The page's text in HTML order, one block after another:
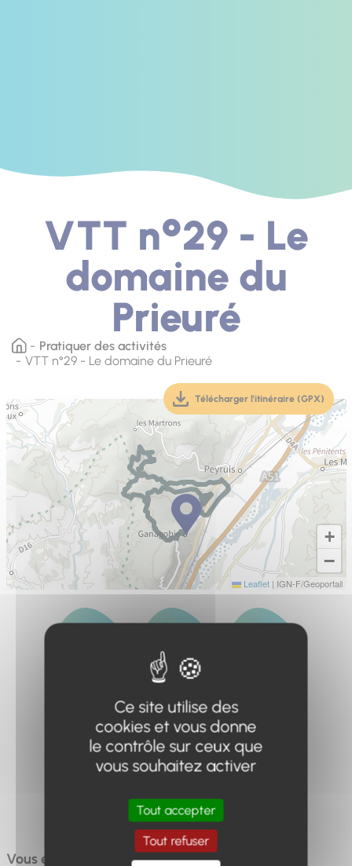
VTT n°29 - Le
domaine du
Prieuré
Pratiquer des activités
VTT n°29 - Le domaine du Prieuré
+
−
Leaflet | IGN-F/Geoportail
Télécharger l'itinéraire (GPX)
(téléchargement,
740m
Difficulté
Très difficile
Vous emprunterez une piste forestière au profil
Ce site utilise des
cookies et vous donne
le contrôle sur ceux que
vous souhaitez activer
Tout accepter
Tout refuser